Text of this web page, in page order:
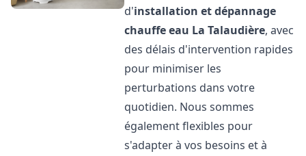
d'installation et dépannage
chauffe eau La Talaudière, avec
des délais d'intervention rapides
pour minimiser les
perturbations dans votre
quotidien. Nous sommes
également flexibles pour
s'adapter à vos besoins et à